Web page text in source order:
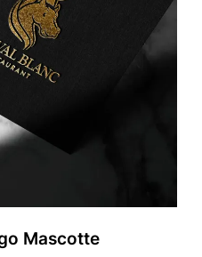
Mascotte